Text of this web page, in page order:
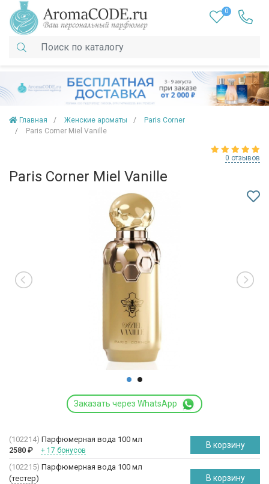
0
Главная Женские ароматы
Paris Corner
Paris Corner Miel Vanille
0 отзывов
Paris Corner Miel Vanille
Заказать через WhatsApp
(102214) Парфюмерная вода 100 мл
2580 ₽ + 17 бонусов
В корзину
(102215) Парфюмерная вода 100 мл
(тестер)
В корзину